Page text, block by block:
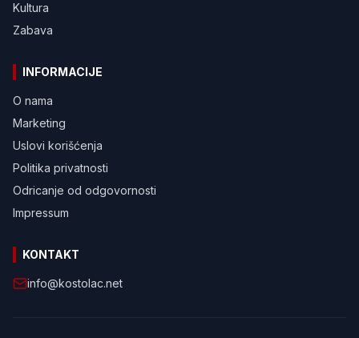
Kultura
Zabava
INFORMACIJE
O nama
Marketing
Uslovi korišćenja
Politika privatnosti
Odricanje od odgovornosti
Impressum
KONTAKT
info@kostolac.net